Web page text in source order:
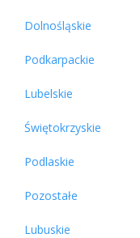
Dolnośląskie
Podkarpackie
Lubelskie
Świętokrzyskie
Podlaskie
Pozostałe
Lubuskie